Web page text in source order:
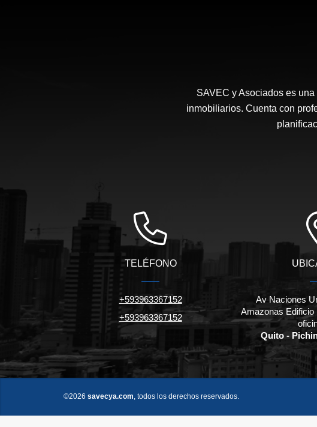
SAVEC y Asociados es
inmobiliarios. Cuenta con
TELÉFONO
+593963367152
+593963367152
Av Naciones
Amazonas Edificio
Quito -
©2026 savecya.com , todos los derechos reservados.